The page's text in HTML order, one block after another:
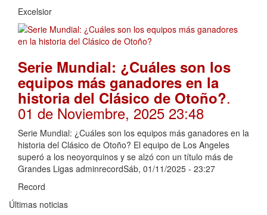
Excelsior
Serie Mundial: ¿Cuáles son los
equipos más ganadores en la
historia del Clásico de Otoño?.
01 de Noviembre, 2025 23:48
Serie Mundial: ¿Cuáles son los equipos más ganadores en la
historia del Clásico de Otoño? El equipo de Los Angeles
superó a los neoyorquinos y se alzó con un título más de
Grandes Ligas adminrecordSáb, 01/11/2025 - 23:27
Record
Últimas noticias